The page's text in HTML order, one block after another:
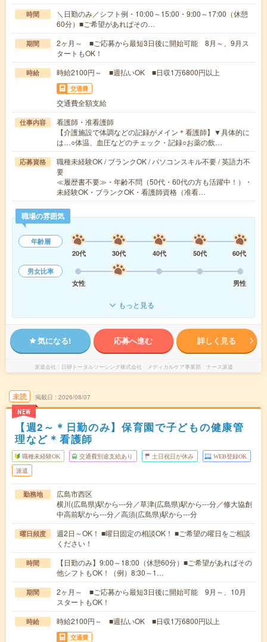
時間
＼日勤のみ／シフト例・10:00～15:00・9:00～17:00（休憩
60分）■ご希望があればその…
期間
2ヶ月～ ■ご応募から最短3日後に開始可能 8月～、9月ス
タートもOK！
時給 時給2100円～ ■週払いOK ■日収1万6800円以上
交通費
交通費全額支給
仕事内容
看護師・准看護師
【介護施設で体調などの記録がメイン＊看護師】▼具体的に
は…○体温、血圧などのチェック・記録○お薬の飲…
応募資格
職種未経験OK / ブランクOK / パソコンスキル不要 / 英語力不
要
≪履歴書不要≫・年齢不問（50代・60代の方も活躍中！）・
未経験OK・ブランクOK・看護師資格（准看…
職場の雰囲気
年齢層
20代
30代 40代 50代
60代
男女比率
女性
男性
もっと見る
気になる! 応募へ進む 詳しく見る
派遣会社 日研トータルソーシング株式会社 メディカルケア事業部 ナース派遣
未読
NEW
掲載日 2026/08/07
【週2～＊日勤のみ】保育園で子どもの健康管
理など＊看護師
職種未経験OK 交通費別途支給あり 土日祝日が休み WEB登録OK
派遣
勤務地
広島市西区
横川(広島県)駅から---分／草津(広島県)駅から---分／修大協創
中高前駅から---分／高須(広島県)駅から---分
曜日頻度
週2日～OK！ ■曜日固定の相談OK！ ■ご希望の曜日をご相談
ください！
時間
【日勤のみ】9:00～18:00（休憩60分）■ご希望があればその
他シフトもOK！（例）8:30～1…
期間
2ヶ月～ ■ご応募から最短3日後に開始可能 9月～、10月
スタートもOK！
時給 時給2100円～ ■週払いOK ■日収1万6800円以上
交通費